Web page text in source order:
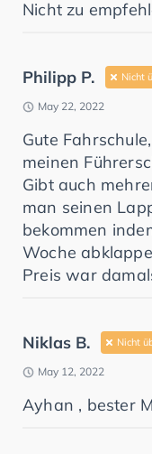
Nicht zu
Philipp P. Nicht
May 22, 2022
Gute
meinen
Gibt auch
man seinen
bekommen
Woche
Preis war
Niklas B. Nicht
May 12, 2022
Ayhan , bester